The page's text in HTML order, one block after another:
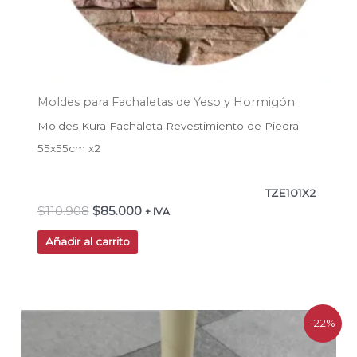
Moldes para Fachaletas de Yeso y Hormigón
Moldes Kura Fachaleta Revestimiento de Piedra
55x55cm x2
TZE101X2
$110.908 $85.000 + IVA
Añadir al carrito
-22%
original actual